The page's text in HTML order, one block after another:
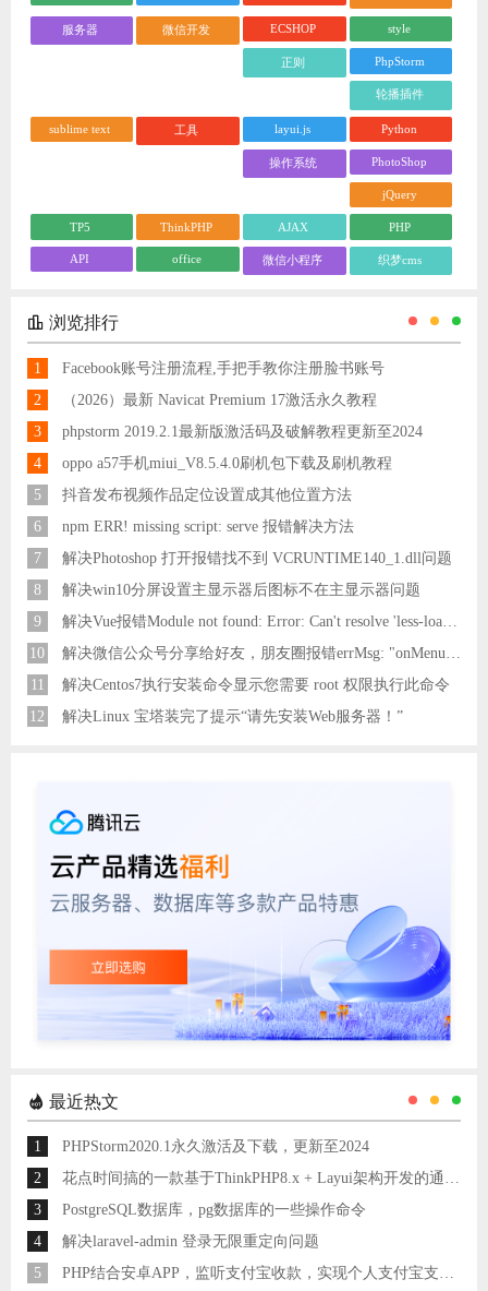
服务器 微信开发 ECSHOP style
正则 PhpStorm
轮播插件
sublime text 工具 layui.js Python
操作系统 PhotoShop
jQuery
TP5 ThinkPHP AJAX PHP
API office 微信小程序 织梦cms
浏览排行
1
Facebook账号注册流程,手把手教你注册脸书账号
2
（2026）最新 Navicat Premium 17激活永久教程
3
phpstorm 2019.2.1最新版激活码及破解教程更新至2024
4
oppo a57手机miui_V8.5.4.0刷机包下载及刷机教程
5
抖音发布视频作品定位设置成其他位置方法
6
npm ERR! missing script: serve 报错解决方法
7
解决Photoshop 打开报错找不到 VCRUNTIME140_1.dll问题
8
解决win10分屏设置主显示器后图标不在主显示器问题
9
解决Vue报错Module not found: Error: Can't resolve 'less-loader' in 'C:\Users\Hm\Desktop\vue\vue_shop'问题
10
11
解决Centos7执行安装命令显示您需要 root 权限执行此命令
12
解决Linux 宝塔装完了提示“请先安装Web服务器！”
最近热文
1
PHPStorm2020.1永久激活及下载，更新至2024
2
花点时间搞的一款基于ThinkPHP8.x + Layui架构开发的通用后台管理系统
3
PostgreSQL数据库，pg数据库的一些操作命令
4
解决laravel-admin 登录无限重定向问题
5
PHP结合安卓APP，监听支付宝收款，实现个人支付宝支付接口